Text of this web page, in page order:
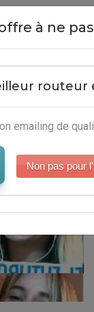
-
Mails
à ne
routeur
emailing de
Non pas pour